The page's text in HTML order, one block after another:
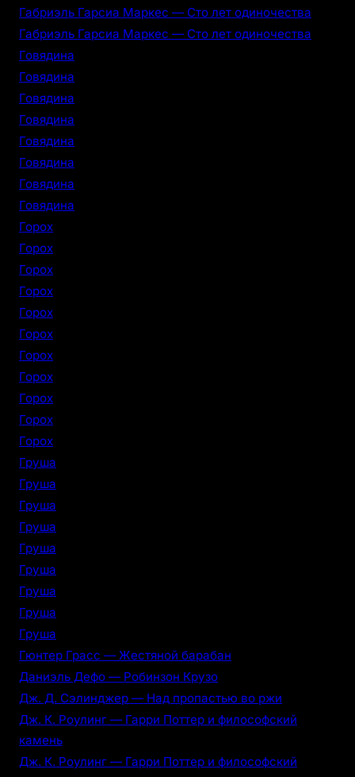
Габриэль Гарсиа Маркес — Сто лет одиночества
Габриэль Гарсиа Маркес — Сто лет одиночества
Говядина
Говядина
Говядина
Говядина
Говядина
Говядина
Говядина
Говядина
Горох
Горох
Горох
Горох
Горох
Горох
Горох
Горох
Горох
Горох
Горох
Груша
Груша
Груша
Груша
Груша
Груша
Груша
Груша
Груша
Гюнтер Грасс — Жестяной барабан
Даниэль Дефо — Робинзон Крузо
Дж. Д. Сэлинджер — Над пропастью во ржи
Дж. К. Роулинг — Гарри Поттер и философский
камень
Дж. К. Роулинг — Гарри Поттер и философский